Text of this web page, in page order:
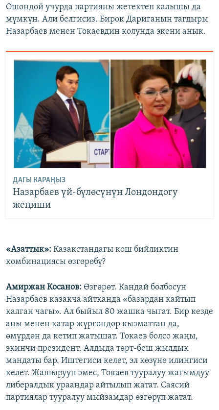
Ошондой учурда партияны жетектеп калышы да
мүмкүн. Али белгисиз. Бирок Дариганын тагдыры
Назарбаев менен Токаевдин колунда экени анык.
ДАГЫ КАРАҢЫЗ
Назарбаев үй-бүлөсүнүн Лондондогу
жеңиши
«Азаттык»: ​Казакстандагы кош бийликтин
комбинациясы өзгөрөбү?
Амиржан Косанов: Өзгөрөт. Кандай болбосун
Назарбаев казакча айтканда «базардан кайтып
калган чагы». Ал быйыл 80 жашка чыгат. Бир кезде
аны менен катар жүргөндөр кызматтан да,
өмүрдөн да кетип жатышат. Токаев болсо жаңы,
экинчи президент. Алдыда төрт-беш жылдык
мандаты бар. Иштегиси келет, эл көзүнө илингиси
келет. Жашыруун эмес, Токаев тууралуу жагымдуу
либералдык ураандар айтылып жатат. Саясий
партиялар тууралуу мыйзамдар өзгөрүп жатат.